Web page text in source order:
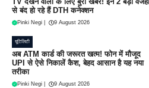
से बंद हो रहे हैं DTH कनेक्शन
Pinki Negi 9 August 2026
यूटिलिटी
अब ATM कार्ड की जरूरत खत्म! फोन में मौजूद
UPI से ऐसे निकालें कैश, बेहद आसान है यह नया
तरीका
Pinki Negi 9 August 2026